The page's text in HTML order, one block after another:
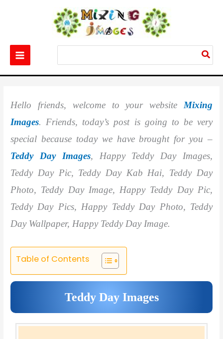
Hello friends, welcome to your website Mixing
Images. Friends, today’s post is going to be very
special because today we have brought for you –
Teddy Day Images, Happy Teddy Day Images,
Teddy Day Pic, Teddy Day Kab Hai, Teddy Day
Photo, Teddy Day Image, Happy Teddy Day Pic,
Teddy Day Pics, Happy Teddy Day Photo, Teddy
Day Wallpaper, Happy Teddy Day Image.
Table of Contents
Teddy Day Images